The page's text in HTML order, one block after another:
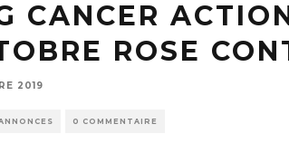
CANCER
ROSE
2019
0 COMMENTAIRE